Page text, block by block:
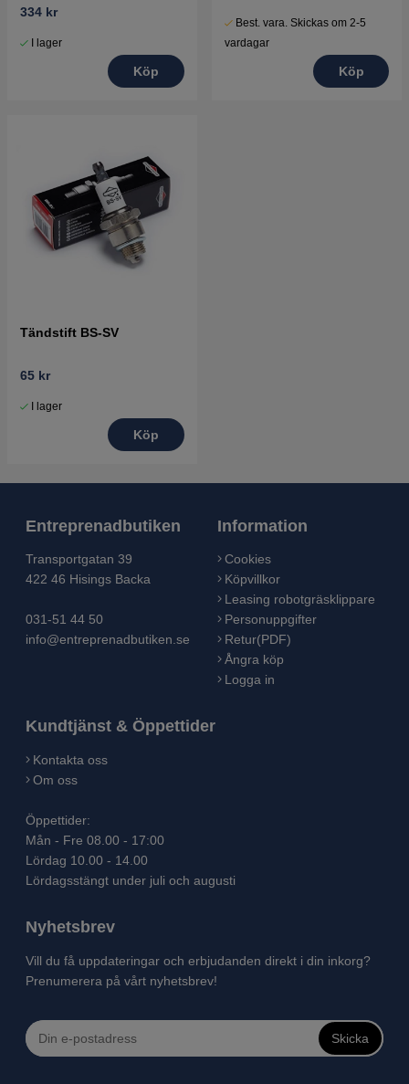
334 kr
I lager
Köp
Best. vara. Skickas om 2-5
vardagar
Köp
Tändstift BS-SV
65 kr
I lager
Köp
Entreprenadbutiken
Transportgatan 39
422 46 Hisings Backa
031-51 44 50
info@entreprenadbutiken.se
Information
Cookies
Köpvillkor
Leasing robotgräsklippare
Personuppgifter
Retur(PDF)
Ångra köp
Logga in
Kundtjänst & Öppettider
Kontakta oss
Om oss
Öppettider:
Mån - Fre 08.00 - 17:00
Lördag 10.00 - 14.00
Lördagsstängt under juli och augusti
Nyhetsbrev
Vill du få uppdateringar och erbjudanden direkt i din inkorg?
Prenumerera på vårt nyhetsbrev!
Skicka